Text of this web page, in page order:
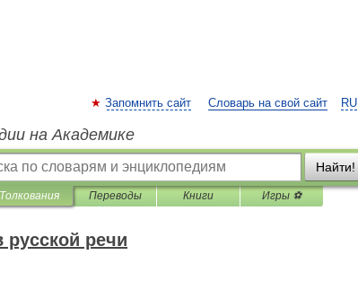
RU
Запомнить сайт Словарь на свой сайт
на Академике
Найти!
Толкования Переводы Книги Игры ⚽
русской речи